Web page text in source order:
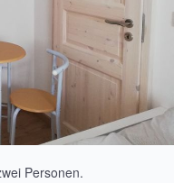
Personen.